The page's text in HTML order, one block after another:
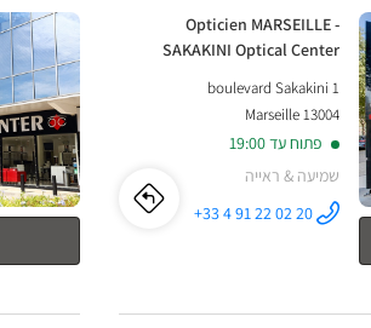
חנות:
Opticien MARSEILLE -
SAKAKINI Optical Center
1 boulevard Sakakini
13004 Marseille
פתוח עד 19:00
שמיעה & ראייה
התקשר לחנות
+33 4 91 22 02 20 לו"ז
לחנות
Opticien
MARSEILLE
לחץ
ENTER
למידע
נוסף